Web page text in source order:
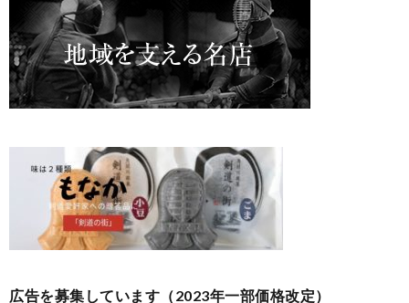
広告を募集しています（2023年一部価格改定）